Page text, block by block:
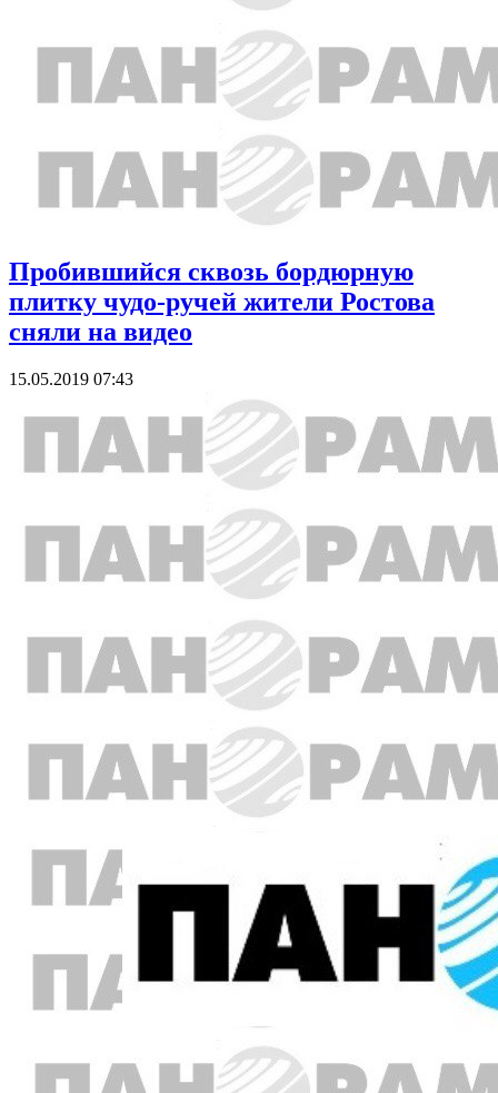
Пробившийся сквозь бордюрную
плитку чудо-ручей жители Ростова
сняли на видео
15.05.2019 07:43